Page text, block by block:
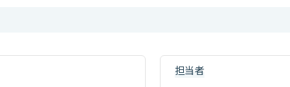
担当者